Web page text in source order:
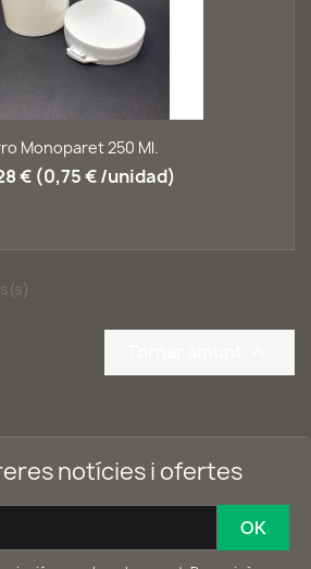
Monoparet 250 Ml.
€ (0,75 € /unidad)
notícies i ofertes